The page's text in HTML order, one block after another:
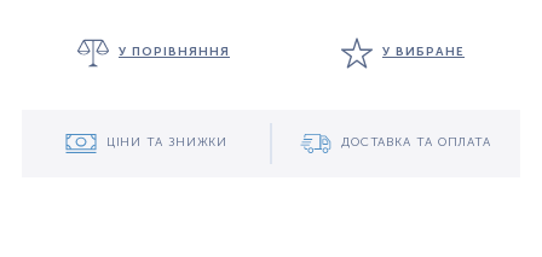
У ПОРІВНЯННЯ У ВИБРАНЕ
ЦІНИ ТА ЗНИЖКИ ДОСТАВКА ТА ОПЛАТА